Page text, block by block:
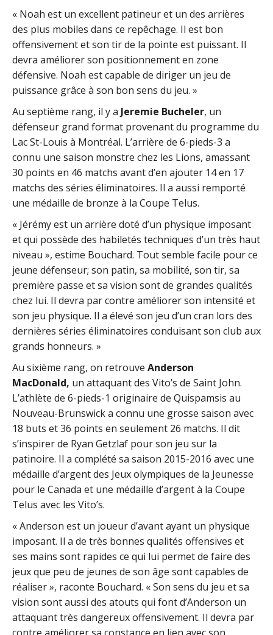
« Noah est un excellent patineur et un des arrières
des plus mobiles dans ce repêchage. Il est bon
offensivement et son tir de la pointe est puissant. Il
devra améliorer son positionnement en zone
défensive. Noah est capable de diriger un jeu de
puissance grâce à son bon sens du jeu. »
Au septième rang, il y a Jeremie Bucheler, un
défenseur grand format provenant du programme du
Lac St-Louis à Montréal. L’arrière de 6-pieds-3 a
connu une saison monstre chez les Lions, amassant
30 points en 46 matchs avant d’en ajouter 14 en 17
matchs des séries éliminatoires. Il a aussi remporté
une médaille de bronze à la Coupe Telus.
« Jérémy est un arrière doté d’un physique imposant
et qui possède des habiletés techniques d’un très haut
niveau », estime Bouchard. Tout semble facile pour ce
jeune défenseur; son patin, sa mobilité, son tir, sa
première passe et sa vision sont de grandes qualités
chez lui. Il devra par contre améliorer son intensité et
son jeu physique. Il a élevé son jeu d’un cran lors des
dernières séries éliminatoires conduisant son club aux
grands honneurs. »
Au sixième rang, on retrouve Anderson
MacDonald, un attaquant des Vito’s de Saint John.
L’athlète de 6-pieds-1 originaire de Quispamsis au
Nouveau-Brunswick a connu une grosse saison avec
18 buts et 36 points en seulement 26 matchs. Il dit
s’inspirer de Ryan Getzlaf pour son jeu sur la
patinoire. Il a complété sa saison 2015-2016 avec une
médaille d’argent des Jeux olympiques de la Jeunesse
pour le Canada et une médaille d’argent à la Coupe
Telus avec les Vito’s.
« Anderson est un joueur d’avant ayant un physique
imposant. Il a de très bonnes qualités offensives et
ses mains sont rapides ce qui lui permet de faire des
jeux que peu de jeunes de son âge sont capables de
réaliser », raconte Bouchard. « Son sens du jeu et sa
vision sont aussi des atouts qui font d’Anderson un
attaquant très dangereux offensivement. Il devra par